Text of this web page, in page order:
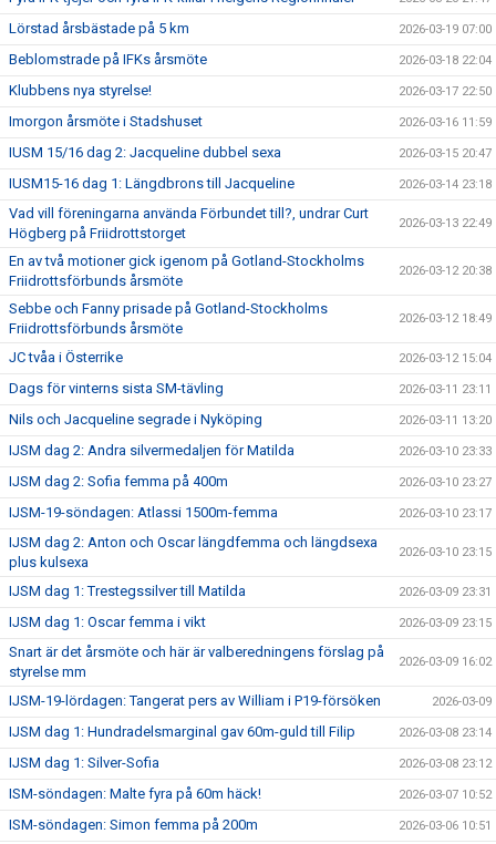
Lörstad årsbästade på 5 km 2026-03-19 07:00
Beblomstrade på IFKs årsmöte 2026-03-18 22:04
Klubbens nya styrelse! 2026-03-17 22:50
Imorgon årsmöte i Stadshuset 2026-03-16 11:59
IUSM 15/16 dag 2: Jacqueline dubbel sexa 2026-03-15 20:47
IUSM15-16 dag 1: Längdbrons till Jacqueline 2026-03-14 23:18
Vad vill föreningarna använda Förbundet till?, undrar Curt
Högberg på Friidrottstorget
2026-03-13 22:49
En av två motioner gick igenom på Gotland-Stockholms
Friidrottsförbunds årsmöte
2026-03-12 20:38
Sebbe och Fanny prisade på Gotland-Stockholms
Friidrottsförbunds årsmöte
2026-03-12 18:49
JC tvåa i Österrike 2026-03-12 15:04
Dags för vinterns sista SM-tävling 2026-03-11 23:11
Nils och Jacqueline segrade i Nyköping 2026-03-11 13:20
IJSM dag 2: Andra silvermedaljen för Matilda 2026-03-10 23:33
IJSM dag 2: Sofia femma på 400m 2026-03-10 23:27
IJSM-19-söndagen: Atlassi 1500m-femma 2026-03-10 23:17
IJSM dag 2: Anton och Oscar längdfemma och längdsexa
plus kulsexa
2026-03-10 23:15
IJSM dag 1: Trestegssilver till Matilda 2026-03-09 23:31
IJSM dag 1: Oscar femma i vikt 2026-03-09 23:15
Snart är det årsmöte och här är valberedningens förslag på
styrelse mm
2026-03-09 16:02
IJSM-19-lördagen: Tangerat pers av William i P19-försöken 2026-03-09
IJSM dag 1: Hundradelsmarginal gav 60m-guld till Filip 2026-03-08 23:14
IJSM dag 1: Silver-Sofia 2026-03-08 23:12
ISM-söndagen: Malte fyra på 60m häck! 2026-03-07 10:52
ISM-söndagen: Simon femma på 200m 2026-03-06 10:51